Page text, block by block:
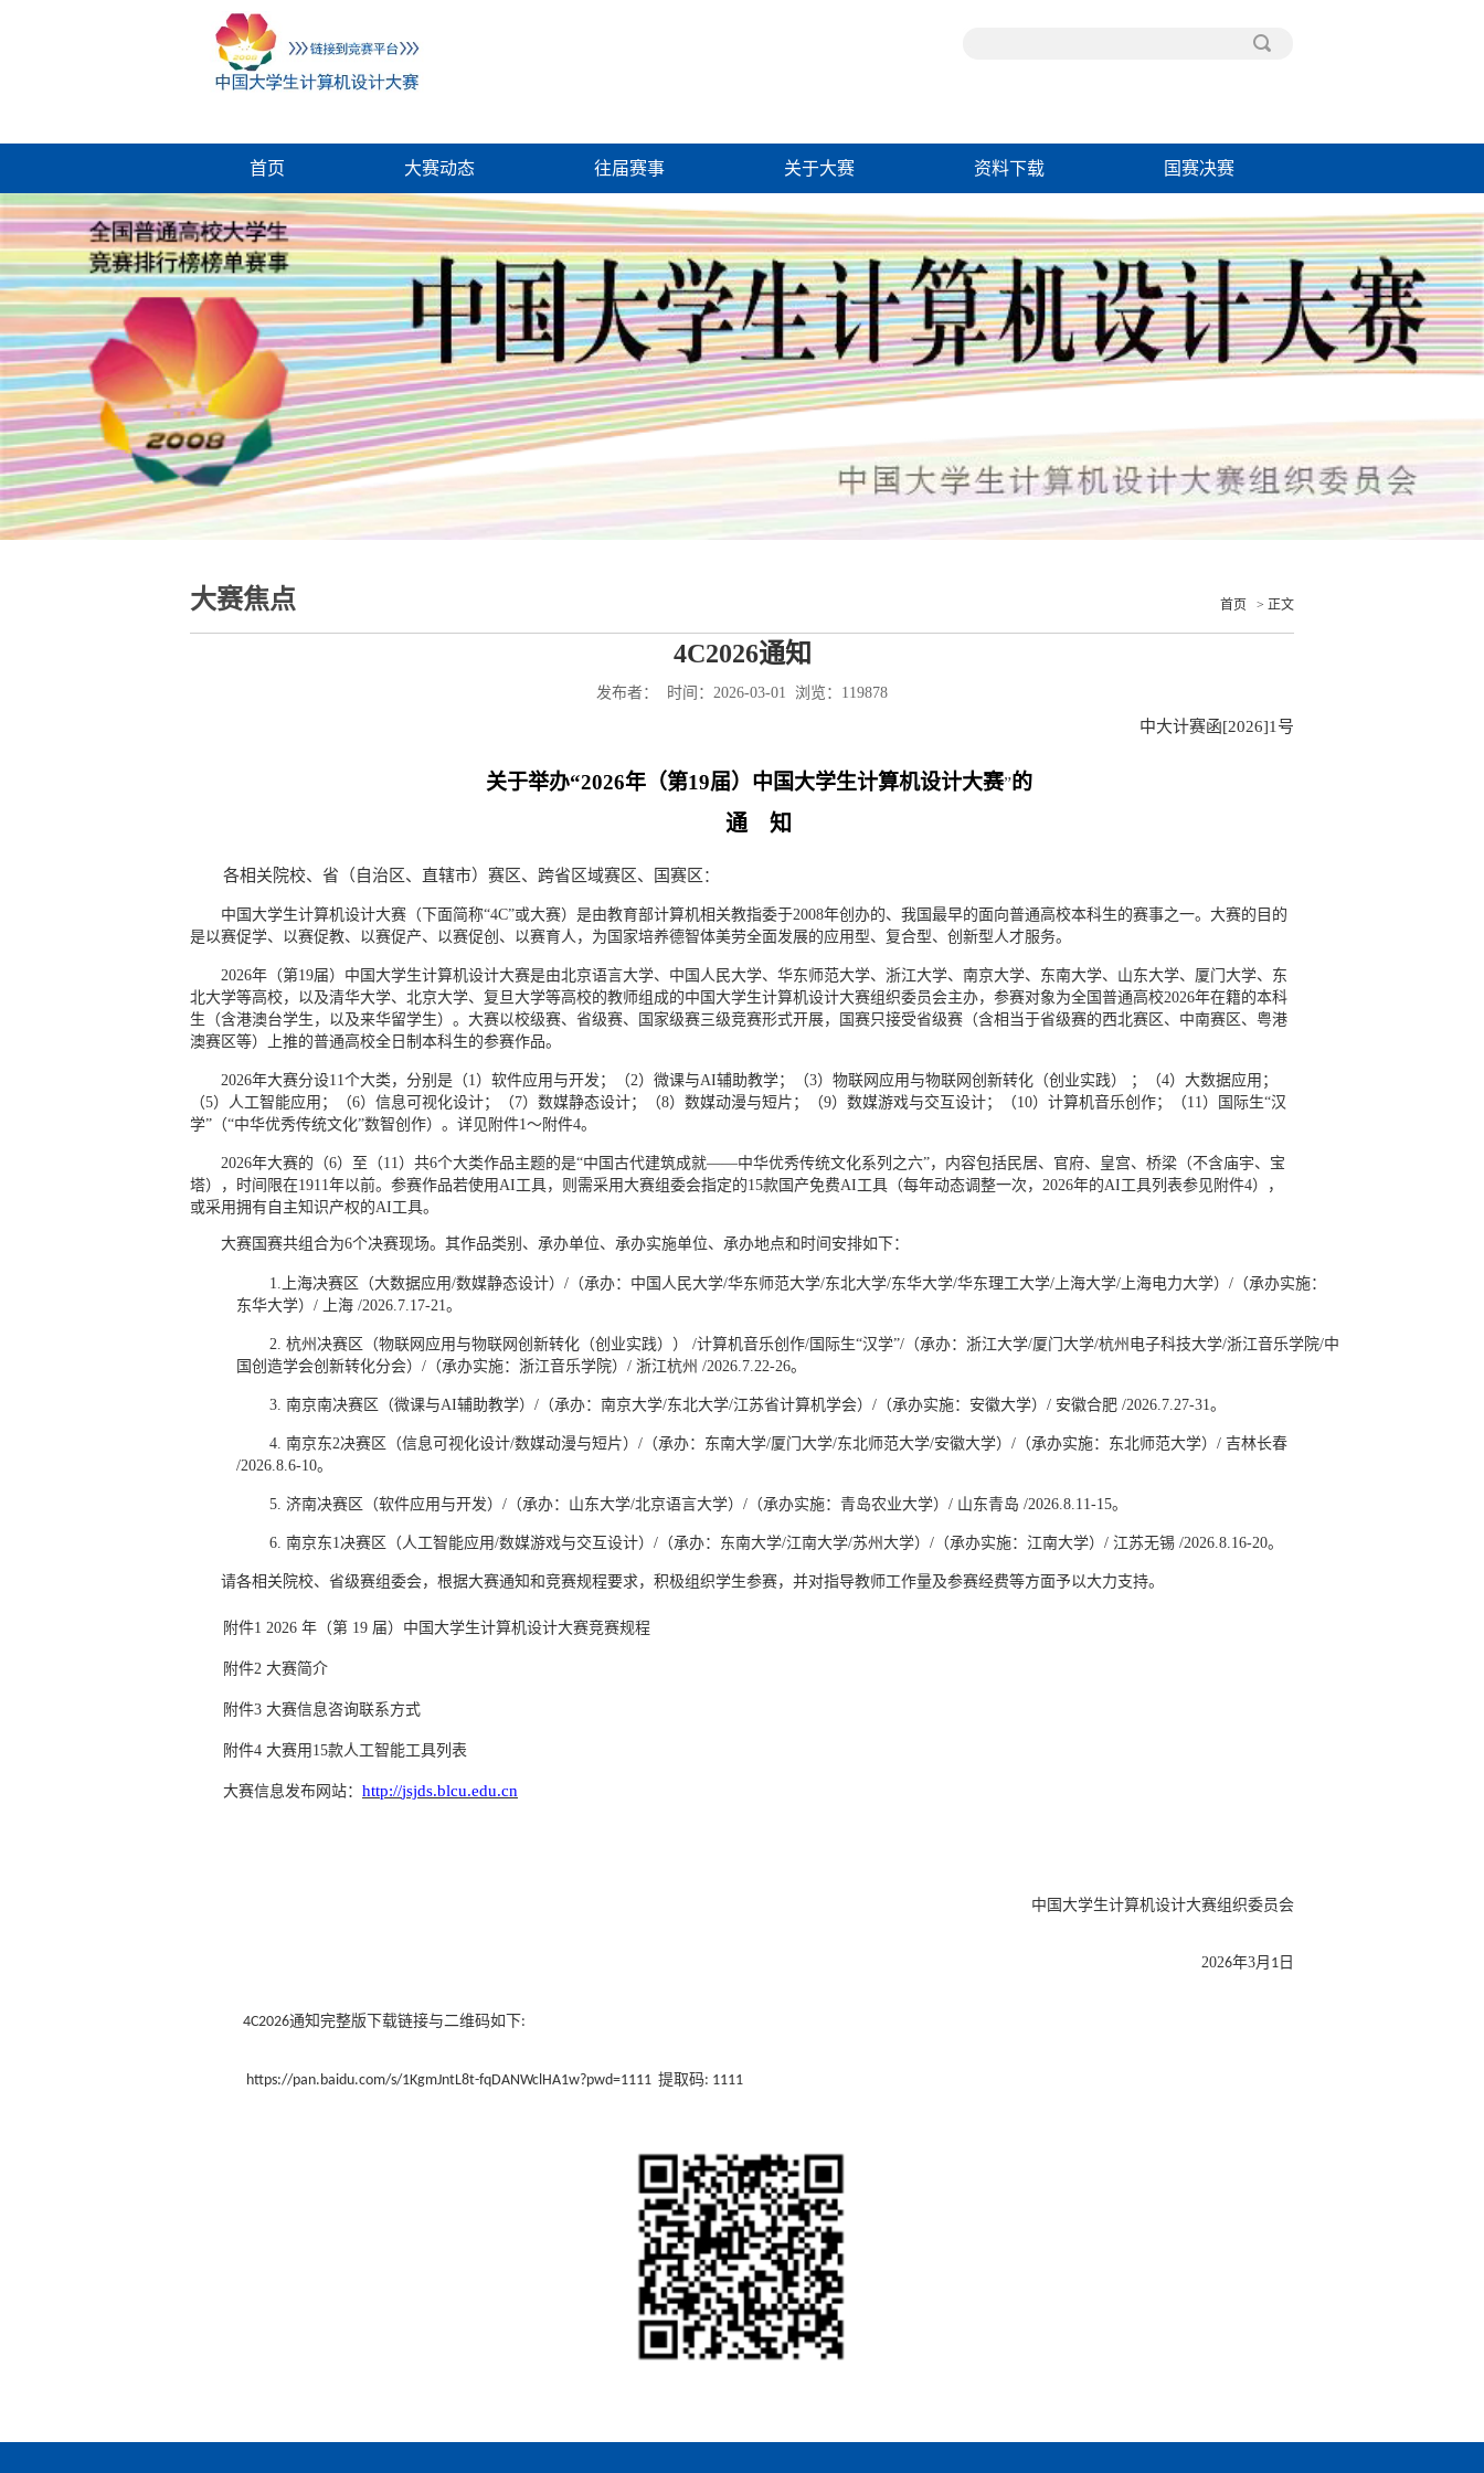
首页 大赛动态 往届赛事 关于大赛 资料下载 国赛决赛
大赛焦点 首页 > 正文
4C2026通知
发布者： 时间：2026-03-01 浏览： 119878
中大计赛函[2026]1号
关于举办“2026年（第19届）中国大学生计算机设计大赛”的
通 知
各相关院校、省（自治区、直辖市）赛区、跨省区域赛区、国赛区 ：
中国大学生计算机设计大赛（下面简称“4C”或大赛）是由教育部计算机相关教指委于2008年创办的、我国最早的面向普通高校本科生的赛事之一。大赛的目的
是以赛促学、以赛促教、以赛促产、以赛促创、以赛育人，为国家培养德智体美劳全面发展的应用型、复合型、 创新型人才服务。
2026年（第19届）中国大学生计算机设计大赛是由北京语言大学、中国人民大学、华东师范大学、浙江大学、南京大学、东南大学、山东大学、厦门大学、东
北大学等高校，以及清华大学、北京大学、复旦大学等高校的教师组成的中国大学生计算机设计大赛组织委员会主办，参赛对象为全国普通高校2026年在籍的本科
生（含港澳台学生，以及来华留学生）。大赛以校级赛、省级赛、国家级赛三级竞赛形式开展，国赛只接受省级赛（含相当于省级赛的西北赛区、中南赛区、粤港
澳赛区等）上推的普通高校全日制本科生的参赛作品。
2026年大赛分设11个大类，分别是（1）软件应用与开发；（2）微课与AI辅助教学；（3）物联网应用与物联网创新转化（创业实践） ；（4）大数据应用；
（5）人工智能应用；（6）信息可视化设计；（7）数媒静态设计；（8）数媒动漫与短片；（9）数媒游戏与交互设计；（10）计算机音乐创作；（11）国际生“汉
学”（“中华优秀传统文化”数智创作）。详见附件1～附件4。
2026年大赛的（6）至（11）共6个大类作品主题的是“中国古代建筑成就——中华优秀传统文化系列之六”，内容包括民居、官府、皇宫、桥梁（不含庙宇、宝
塔），时间限在1911年以前。参赛作品若使用AI工具，则需采用大赛组委会指定的15款国产免费AI工具（每年动态调整一次，2026年的AI工具列表参见附件4），
或采用拥有自主知识产权的AI工具。
大赛国赛共组合为6个决赛现场。其作品类别、承办单位、承办实施单位、承办地点和时间安排如下：
1.上海决赛区（大数据应用/数媒静态设计）/（承办：中国人民大学/华东师范大学/东北大学/东华大学/华东理工大学/上海大学/上海电力大学）/（承办实施：
东华大学）/ 上海 /2026.7.17-21。
2. 杭州决赛区（物联网应用与物联网创新转化（创业实践）） /计算机音乐创作/国际生“汉学”/（承办：浙江大学/厦门大学/杭州电子科技大学/浙江音乐学院/中
国创造学会创新转化分会）/（承办实施：浙江音乐学院）/ 浙江杭州 /2026.7.22-26。
3. 南京南决赛区（微课与AI辅助教学）/（承办：南京大学/东北大学/江苏省计算机学会）/（承办实施：安徽大学）/ 安徽合肥 /2026.7.27-31。
4. 南京东2决赛区（信息可视化设计/数媒动漫与短片）/（承办：东南大学/厦门大学/东北师范大学/安徽大学）/（承办实施：东北师范大学）/ 吉林长春
/2026.8.6-10。
5. 济南决赛区（软件应用与开发）/（承办：山东大学/北京语言大学）/（承办实施：青岛农业大学）/ 山东青岛 /2026.8.11-15。
6. 南京东1决赛区（人工智能应用/数媒游戏与交互设计）/（承办：东南大学/江南大学/苏州大学）/（承办实施：江南大学）/ 江苏无锡 /2026.8.16-20。
请各相关院校、省级赛组委会，根据大赛通知和竞赛规程要求，积极组织学生参赛，并对指导教师工作量及参赛经费等方面予以大力支持。
附件1 2026 年（第 19 届）中国大学生计算机设计大赛竞赛规程
附件2 大赛简介
附件3 大赛信息咨询联系方式
附件4 大赛用15款人工智能工具列表
大赛信息发布网站： http://jsjds.blcu.edu.cn
中国大学生计算机设计大赛组织委员会
2026年3月 1 日
4C2026通知完整版下载链接与二维码如下:
https://pan.baidu.com/s/1KgmJntL8t-fqDANWclHA1w?pwd=1111 提取码: 1111